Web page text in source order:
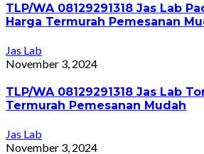
TLP/WA 08129291318 Jas Lab
Harga Termurah Pemesanan
Jas Lab
November 3, 2024
TLP/WA 08129291318 Jas Lab
Termurah Pemesanan Mudah
Jas Lab
November 3, 2024